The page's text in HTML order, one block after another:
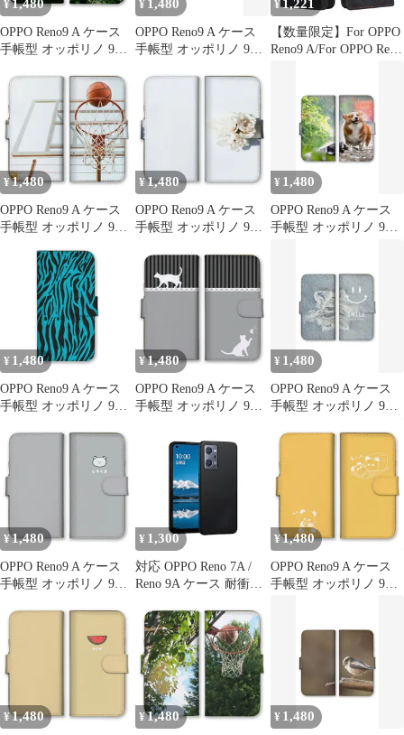
¥ 1,480
OPPO Reno9 A ケース
手帳型 オッポリノ 9A
ス 野球 ベースボール
スポーツ バット グロー
ブ 試合 かっこいい カ
ラー06
¥ 1,480
OPPO Reno9 A ケース
手帳型 オッポリノ 9A
ス 犬 ダックスフント
ポメラニアン ラブラド
ール ゴールデンレトリ
バー かわいい 写真 カ
¥1,221
【数量限定】For OPPO
Reno9 A/For OPPO Reno
ー カード収納スタント
機能/耐衝撃/耐摩擦/全
面保護/薄型/マグネット
開閉 防水 ノート型 人
気 おしゃれ 男女兼用
Reno9 A ブ
¥ 1,480
OPPO Reno9 A ケース
手帳型 オッポリノ 9A
ス バスケ スポーツ バ
スケットボール ボール
シュート 試合 かっこい
い カラー03
¥ 1,480
OPPO Reno9 A ケース
手帳型 オッポリノ 9A
ス 花 花柄 植物 バラ 薔
薇 可愛い おしゃれ シ
ンプル 上品 白 エレガ
ント カラー05
¥ 1,480
OPPO Reno9 A ケース
手帳型 オッポリノ 9A
ポメラニアン ラブラド
ール ゴールデンレトリ
バー かわいい 写真 カ
ラー04
¥ 1,480
OPPO Reno9 A ケース
手帳型 オッポリノ 9A
ス 豹柄 レオパード ヒ
ョウ 牛柄 キリン ゼブ
ラ 虎 アニマル模様 か
わいい おしゃれ カラー
¥1,480
OPPO Reno9 A ケース
手帳型 オッポリノ 9A
ス 猫 ねこ ネコ ストラ
イプ かわいい おしゃれ
カラー07
¥ 1,480
OPPO Reno9 A ケース
手帳型 オッポリノ 9A
ス デニム ジーンズ ス
マイル ニコちゃん ステ
ッチ オシャレ 可愛い
カラー07
¥1,480
OPPO Reno9 A ケース
手帳型 オッポリノ 9A
ス 動物 犬 猫 きつね ラ
イオン うさぎ たぬき
ハムスター シロクマ 白
熊 サル カラー06
¥ 1,300
対応 OPPO Reno 7A /
Reno 9A ケース 耐衝撃
MIL規格 マット仕上げ
ストラップホール付き
黄変防止 耐久性 カバー
ケースマットブラック
¥1,480
OPPO Reno9 A ケース
手帳型 オッポリノ 9A
ぼの ダジャレ ジョーク
おしゃれ 可愛い イラス
ト ピンク ブルー カラ
¥ 1,480 ¥1,480 ¥ 1,480